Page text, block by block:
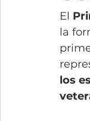
El
la
los